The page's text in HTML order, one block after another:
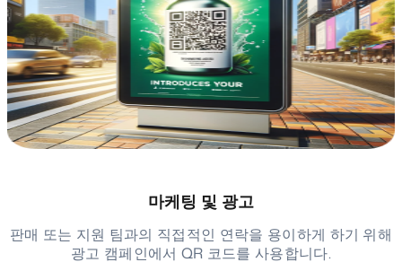
마케팅 및 광고
판매 또는 지원 팀과의 직접적인 연락을 용이하게 하기 위해
광고 캠페인에서 QR 코드를 사용합니다.